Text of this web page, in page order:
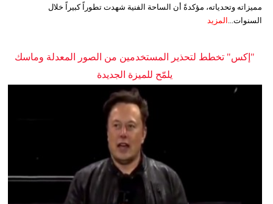
مميزاته وتحدياته، مؤكدةً أن الساحة الفنية شهدت تطوراً كبيراً خلال
السنوات... المزيد
"إكس" تخطط لتحذير المستخدمين من الصور المعدلة وماسك
يلمّح للميزة الجديدة